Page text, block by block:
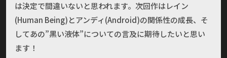
は決定で間違いないと思われます。次回作はレイン
(Human Being)とアンディ(Android)の関係性の成長、そ
してあの”黒い液体”についての言及に期待したいと思い
ます！